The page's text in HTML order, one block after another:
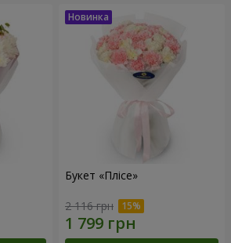
Букет «Плісе»
2 116 грн